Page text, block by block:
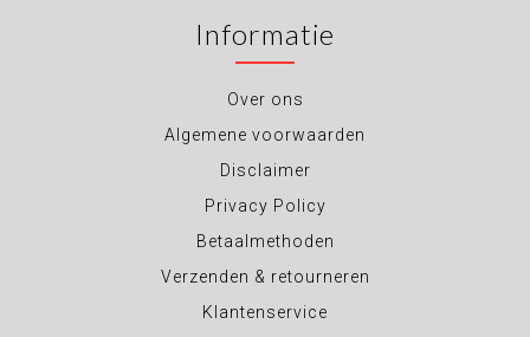
Informatie
Over ons
Algemene voorwaarden
Disclaimer
Privacy Policy
Betaalmethoden
Verzenden & retourneren
Klantenservice